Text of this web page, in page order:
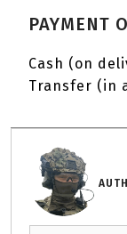
PAYMENT
Cash (on
Transfer (in